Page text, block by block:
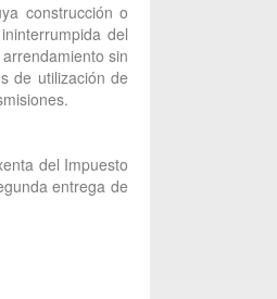
construcción o
del
sin
de utilización de
del Impuesto
entrega de